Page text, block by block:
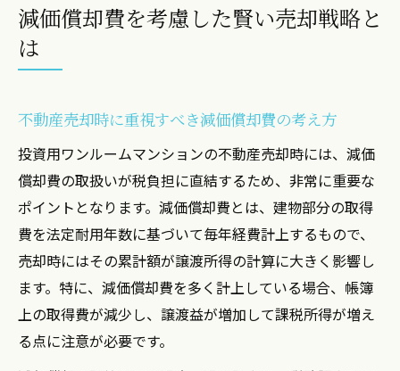
減価償却費を考慮した賢い売却戦略と
は
不動産売却時に重視すべき減価償却費の考え方
投資用ワンルームマンションの不動産売却時には、減価
償却費の取扱いが税負担に直結するため、非常に重要な
ポイントとなります。減価償却費とは、建物部分の取得
費を法定耐用年数に基づいて毎年経費計上するもので、
売却時にはその累計額が譲渡所得の計算に大きく影響し
ます。特に、減価償却費を多く計上している場合、帳簿
上の取得費が減少し、譲渡益が増加して課税所得が増え
る点に注意が必要です。